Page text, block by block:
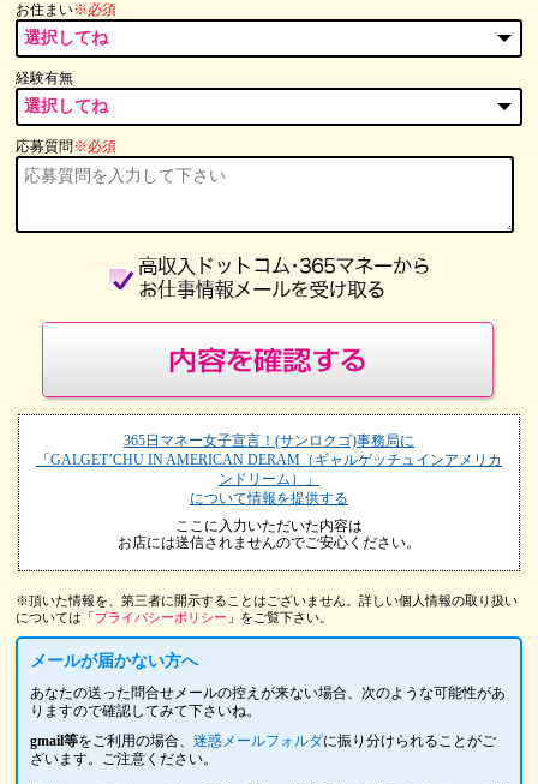
お住まい※必須
経験有無
応募質問※必須
365日マネー女子宣言！(サンロクゴ)事務局に
「GALGET’CHU IN AMERICAN DERAM（ギャルゲッチュインアメリカ
ンドリーム）」
について情報を提供する
ここに入力いただいた内容は
お店には送信されませんのでご安心ください。
※頂いた情報を、第三者に開示することはございません。詳しい個人情報の取り扱い
については「プライバシーポリシー 」をご覧下さい。
メールが届かない方へ
あなたの送った問合せメールの控えが来ない場合、次のような可能性があ
りますので確認してみて下さいね。
gmail等をご利用の場合、迷惑メールフォルダに振り分けられることがご
ざいます。ご注意ください。